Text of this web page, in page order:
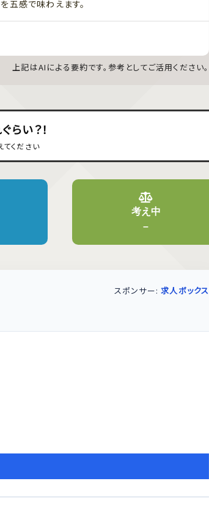
五感で味わえます。
上記はAIによる要約です。参考としてご活用ください。
らい？！
てください
考え中
–
スポンサー:求人ボックス